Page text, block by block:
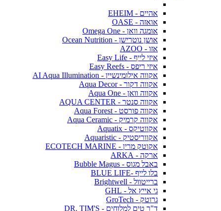
אהיים - EHEIM
אואזה - OASE
אומגה וואן - Omega One
אושן נוטרישן - Ocean Nutrition
אזו - AZOO
איזי לייף - Easy Life
איזי ריפס - Easy Reefs
אקווה אילומינשיין - AI Aqua Illumination
אקווה דקור - Aqua Decor
אקווה וואן - Aqua One
אקווה סנטר - AQUA CENTER
אקווה פורסט - Aqua Forest
אקווה קרמיק - Aqua Ceramic
אקווטיקס - Aquatix
אקווריסטיק - Aquaristic
אקוטק מרין - ECOTECH MARINE
ארקה - ARKA
באבל מגוס - Bubble Magus
בלו לייף -BLUE LIFE
ברייטוול - Brightwell
גי אייץ אל - GHL
גרוטק - GroTech
ד"ר טים למלוחים - DR. TIM'S